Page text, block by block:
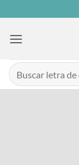
to
content